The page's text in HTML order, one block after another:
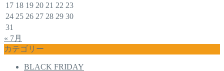
17 18 19 20 21 22 23
24 25 26 27 28 29 30
31
« 7月
カテゴリー
BLACK FRIDAY